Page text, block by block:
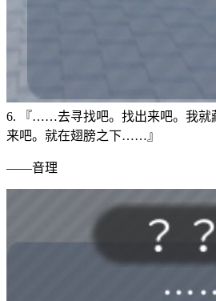
6. 『……去寻找吧。找出来吧。我
来吧。就在翅膀之下……』
——音理